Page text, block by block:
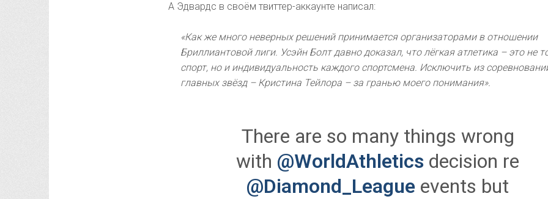
А Эдвардс в своём твиттер-аккаунте написал:
«Как же много неверных решений принимается организаторами в отношении
Бриллиантовой лиги. Усэйн Болт давно доказал, что лёгкая атлетика – это не
спорт, но и индивидуальность каждого спортсмена. Исключить из
главных звёзд – Кристина Тейлора – за гранью моего понимания».
There are so many things wrong
with @WorldAthletics decision re
@Diamond_League events but